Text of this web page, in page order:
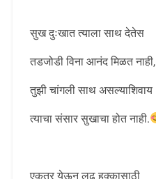
सुख दुःखात त्याला साथ देतेस
तडजोडी विना आनंद मिळत नाही,
तुझी चांगली साथ असल्याशिवाय
त्याचा संसार सुखाचा होत नाही.
एकत्र येऊन लढ हक्कासाठी